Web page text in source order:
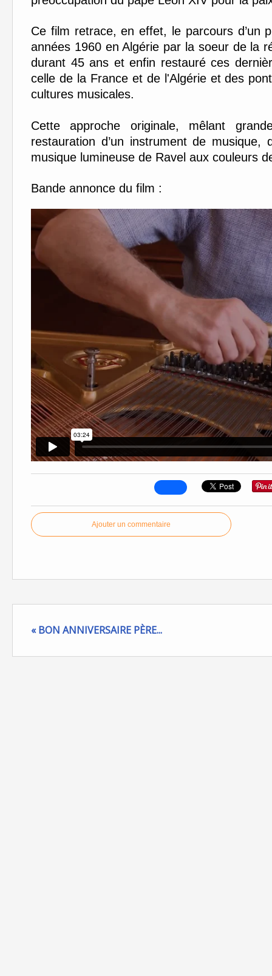
Ce film retrace, en effet, le parcours d’un
années 1960 en Algérie par la soeur de la
durant 45 ans et enfin restauré ces
celle de la France et de l'Algérie et des
cultures musicales.
Cette approche originale, mêlant
restauration d’un instrument de
musique lumineuse de Ravel aux couleurs
Bande annonce du film :
Ajouter un commentaire
« BON ANNIVERSAIRE PÈRE...